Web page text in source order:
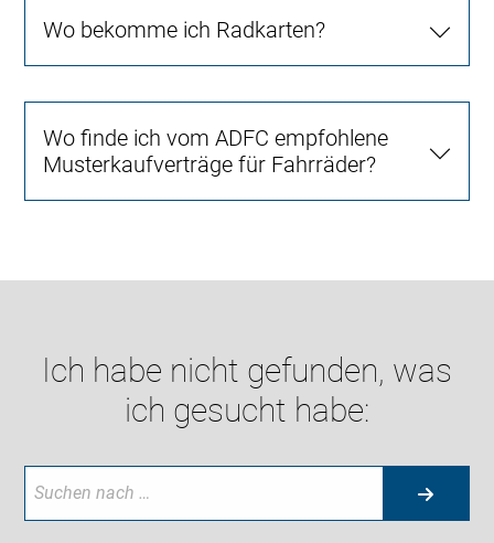
Wo bekomme ich Radkarten?
Wo finde ich vom ADFC empfohlene
Musterkaufverträge für Fahrräder?
Ich habe nicht gefunden, was
ich gesucht habe: